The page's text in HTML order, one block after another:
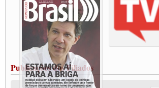
Paralisação dos Caminhoneiros na #BR285, entrocamento
Rio Grande
Caminhoneiros bloqueiam duas faixas na Castello Branco e
Modal-Live #13 Aumento da Violência Contra Mulher e o
Trabalhadora em Tempos de Pandemia
MODAL-LIVE#12 POLÍTICAS PÚBLICAS DE
CLASSE TRABALHADORA E ELEIÇÕES NA
MODAL-LIVE#11 POLÍTICAS PÚBLICAS DE
Publicações dos Filiados